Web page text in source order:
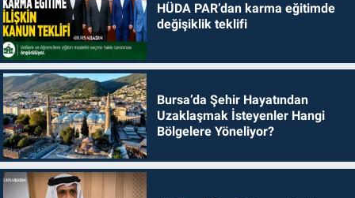
HÜDA PAR’dan karma eğitimde
değişiklik teklifi
Bursa’da Şehir Hayatından
Uzaklaşmak İsteyenler Hangi
Bölgelere Yöneliyor?